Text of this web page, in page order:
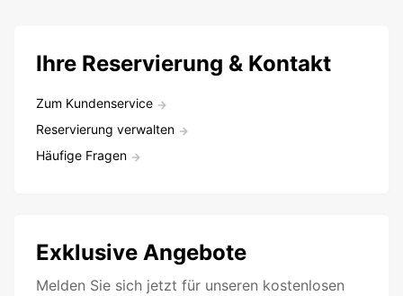
Ihre Reservierung & Kontakt
Zum Kundenservice
Reservierung verwalten
Häufige Fragen
Exklusive Angebote
Melden Sie sich jetzt für unseren kostenlosen